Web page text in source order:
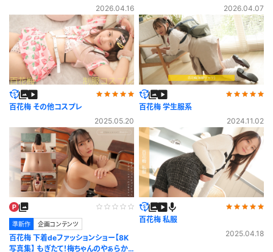
2026.04.16
2026.04.07
百花梅 その他コスプレ
2025.05.20
百花梅 学生服系
2024.11.02
準新作 企画コンテンツ
百花梅 下着deファッションショー【8K
写真集】 もぎたて！梅ちゃんのやぁらか
百花梅 私服
2025.04.18